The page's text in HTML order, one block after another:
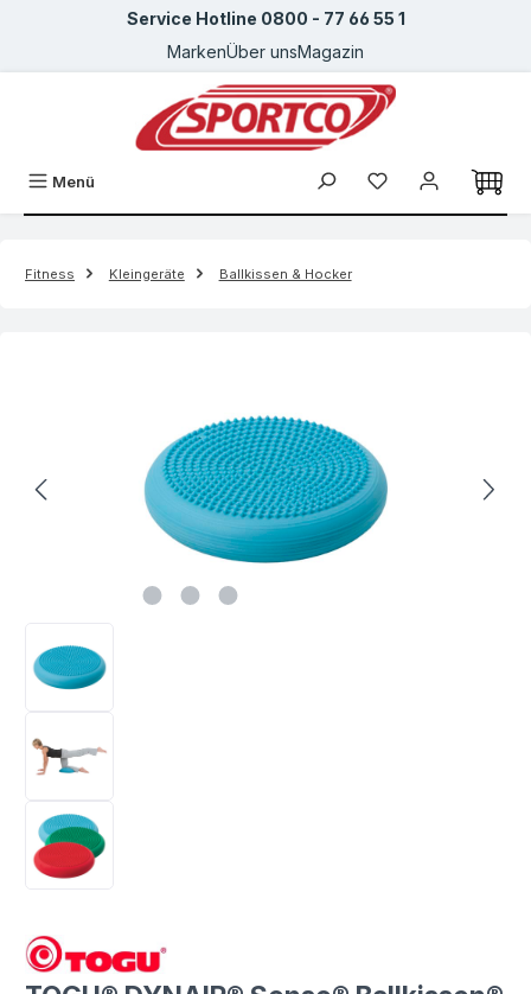
Zum Hauptinhalt springenService Hotline 0800 - 77 66 55 1
MarkenÜber unsMagazin
Menü
Fitness Kleingeräte Ballkissen & Hocker